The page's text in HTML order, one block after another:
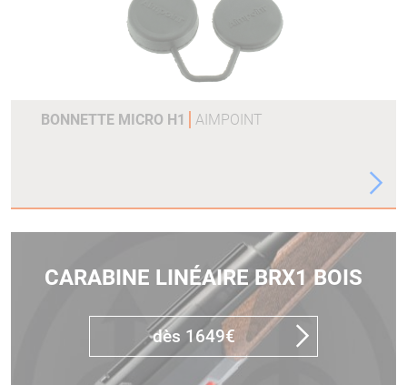
BONNETTE MICRO H1 AIMPOINT
CARABINE LINÉAIRE BRX1 BOIS
dès 1649€